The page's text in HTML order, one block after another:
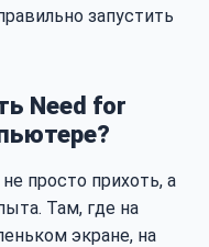
запустить
Need for
просто прихоть, а
Там, где на
экране, на